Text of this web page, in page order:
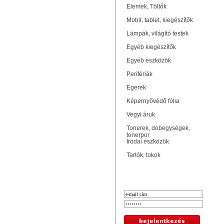
Elemek, Töltők
Mobil, tablet, kiegészítők
Lámpák, világító testek
Egyéb kiegészítők
Egyéb eszközök
Perifériák
Egerek
Képernyővédő fólia
Vegyi áruk
Tonerek, dobegységek,
tonerpor
Irodai eszközök
Tartók, tokok